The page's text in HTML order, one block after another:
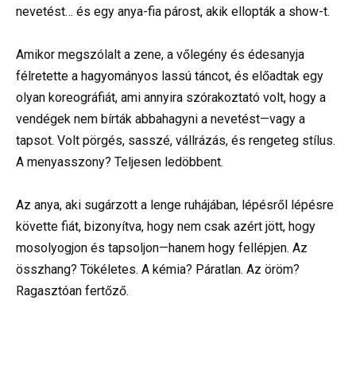
nevetést… és egy anya-fia párost, akik ellopták a show-t.
Amikor megszólalt a zene, a vőlegény és édesanyja
félretette a hagyományos lassú táncot, és előadtak egy
olyan koreográfiát, ami annyira szórakoztató volt, hogy a
vendégek nem bírták abbahagyni a nevetést—vagy a
tapsot. Volt pörgés, sasszé, vállrázás, és rengeteg stílus.
A menyasszony? Teljesen ledöbbent.
Az anya, aki sugárzott a lenge ruhájában, lépésről lépésre
követte fiát, bizonyítva, hogy nem csak azért jött, hogy
mosolyogjon és tapsoljon—hanem hogy fellépjen. Az
összhang? Tökéletes. A kémia? Páratlan. Az öröm?
Ragasztóan fertőző.